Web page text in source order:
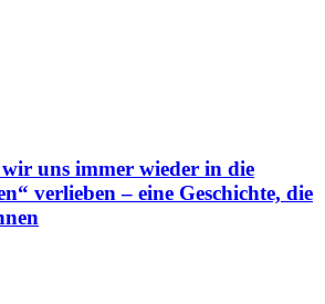
uns immer wieder in die
verlieben – eine Geschichte, die